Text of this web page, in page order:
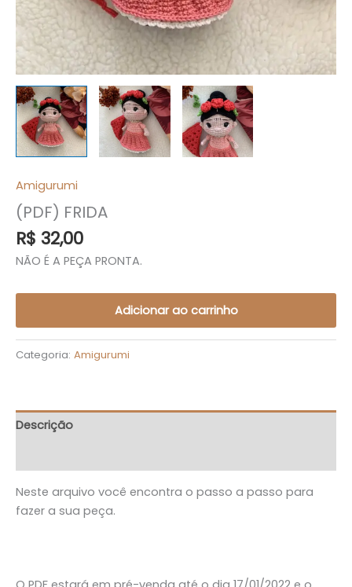
Amigurumi
(PDF) FRIDA
R$ 32,00
NÃO É A PEÇA PRONTA.
Adicionar ao carrinho
Categoria: Amigurumi
Descrição
Neste arquivo você encontra o passo a passo para
fazer a sua peça.